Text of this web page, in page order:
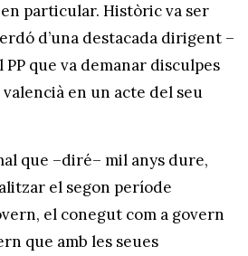
particular. Històric va ser
d’una destacada dirigent –
PP que va demanar disculpes
en un acte del seu
que –diré– mil anys dure,
el segon període
el conegut com a govern
que amb les seues